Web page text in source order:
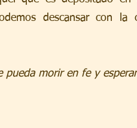
descansar con la
morir en fe y